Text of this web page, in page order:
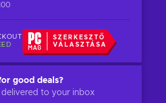
SZERKESZTŐ
VÁLASZTÁSA
good deals?
to your inbox